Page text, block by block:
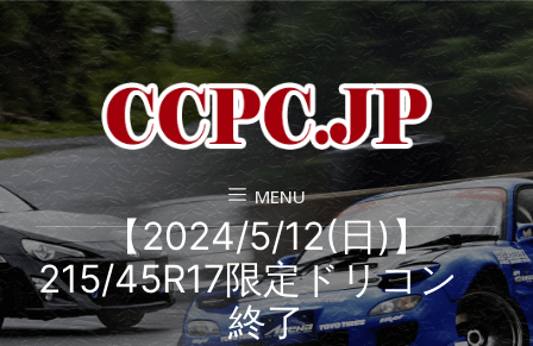
MENU
【2024/5/12(日)】
215/45R17限定ドリコン
終了